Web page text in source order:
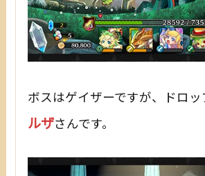
ボスはゲイザーですが、ドロ
ルザさんです。